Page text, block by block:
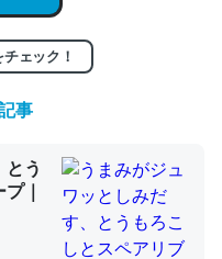
線」は回収されないけ
進化すればするほど分
１） - conceptualization
ェック！
事
とう
｜